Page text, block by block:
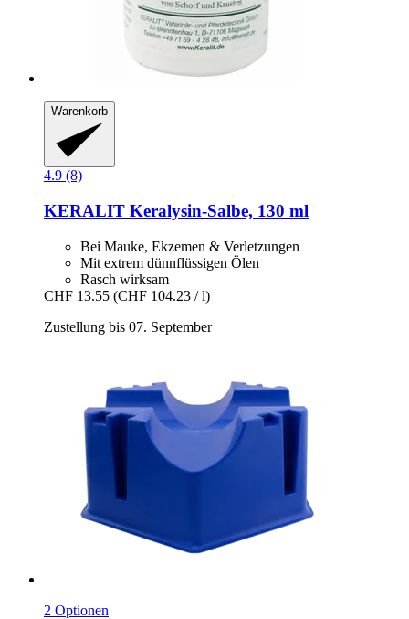
Warenkorb
4.9 (8)
KERALIT Keralysin-​Salbe, 130 ml
Bei Mauke, Ekzemen & Verletzungen
Mit extrem dünnflüssigen Ölen
Rasch wirksam
CHF 13.55 (CHF 104.23 / l)
Zustellung bis 07. September
2 Optionen